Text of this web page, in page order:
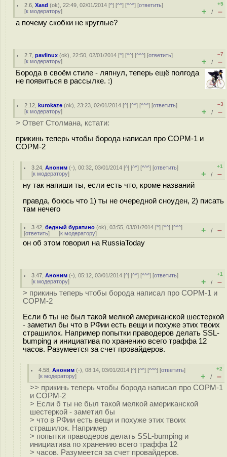
2.6 ,Xasd (ok), 22:49, 02/01/2014 [^] [^^] [^^^] [ответить]
[к модератору]
+5
+ / –
а почему скобки не круглые?
2.7 ,pavlinux (ok), 22:50, 02/01/2014 [^] [^^] [^^^] [ответить]
[к модератору]
–7
+ / –
Борода в своём стиле - ляпнул, теперь ещё полгода
не появиться в рассылке. :)
2.12 ,kurokaze (ok), 23:23, 02/01/2014 [^] [^^] [^^^] [ответить]
[к модератору]
–3
+ / –
> Ответ Столмана, кстати:
прикинь теперь чтобы борода написал про СОРМ-1 и
СОРМ-2
3.24 ,Аноним (-), 00:32, 03/01/2014 [^] [^^] [^^^] [ответить]
[к модератору]
+1
+ / –
ну так напиши ты, если есть что, кроме названий
правда, боюсь что 1) ты не очередной сноуден, 2) писать
там нечего
3.42 ,бедный буратино (ok), 03:55, 03/01/2014 [^] [^^] [^^^]
[ответить] [к модератору] + / –
он об этом говорил на RussiaToday
3.47 ,Аноним (-), 05:12, 03/01/2014 [^] [^^] [^^^] [ответить]
[к модератору]
+1
+ / –
> прикинь теперь чтобы борода написал про СОРМ-1 и
СОРМ-2
Если б ты не был такой мелкой американской шестеркой
- заметил бы что в РФии есть вещи и похуже этих твоих
страшилок. Например попытки праводеров делать SSL-
bumping и инициатива по хранению всего траффа 12
часов. Разумеется за счет провайдеров.
4.58 ,Аноним (-), 08:14, 03/01/2014 [^] [^^] [^^^] [ответить]
[к модератору]
+2
+ / –
>> прикинь теперь чтобы борода написал про СОРМ-1
и СОРМ-2
> Если б ты не был такой мелкой американской
шестеркой - заметил бы
> что в РФии есть вещи и похуже этих твоих
страшилок. Например
> попытки праводеров делать SSL-bumping и
инициатива по хранению всего траффа 12
> часов. Разумеется за счет провайдеров.